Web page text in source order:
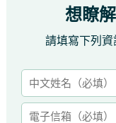
想瞭
請填寫下列資